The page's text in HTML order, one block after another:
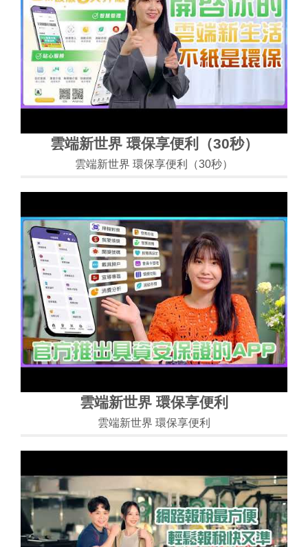
雲端新世界 環保享便利（30秒）
雲端新世界 環保享便利（30秒）
雲端新世界 環保享便利
雲端新世界 環保享便利